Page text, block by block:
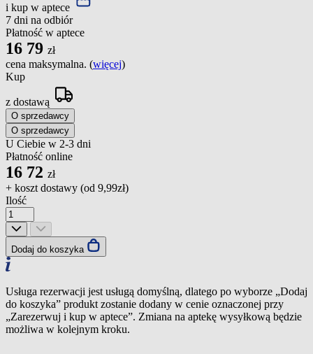
i kup w aptece
7 dni na odbiór
Płatność w aptece
16 79 zł
cena maksymalna. (więcej)
Kup
z dostawą
O sprzedawcy
O sprzedawcy
U Ciebie w 2-3 dni
Płatność online
16 72 zł
+ koszt dostawy (od 9,99zł)
Ilość
Dodaj do koszyka
Usługa rezerwacji jest usługą domyślną, dlatego po wyborze „Dodaj
do koszyka” produkt zostanie dodany w cenie oznaczonej przy
„Zarezerwuj i kup w aptece”. Zmiana na aptekę wysyłkową będzie
możliwa w kolejnym kroku.